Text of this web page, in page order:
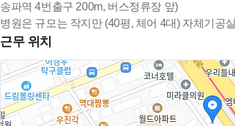
송파역 4번출구 200m, 버스정류장 앞)
근무 위치